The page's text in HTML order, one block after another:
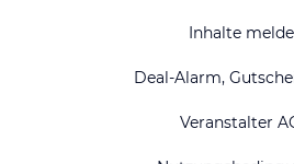
Inhalte
Deal-Alarm,
Veranstalter